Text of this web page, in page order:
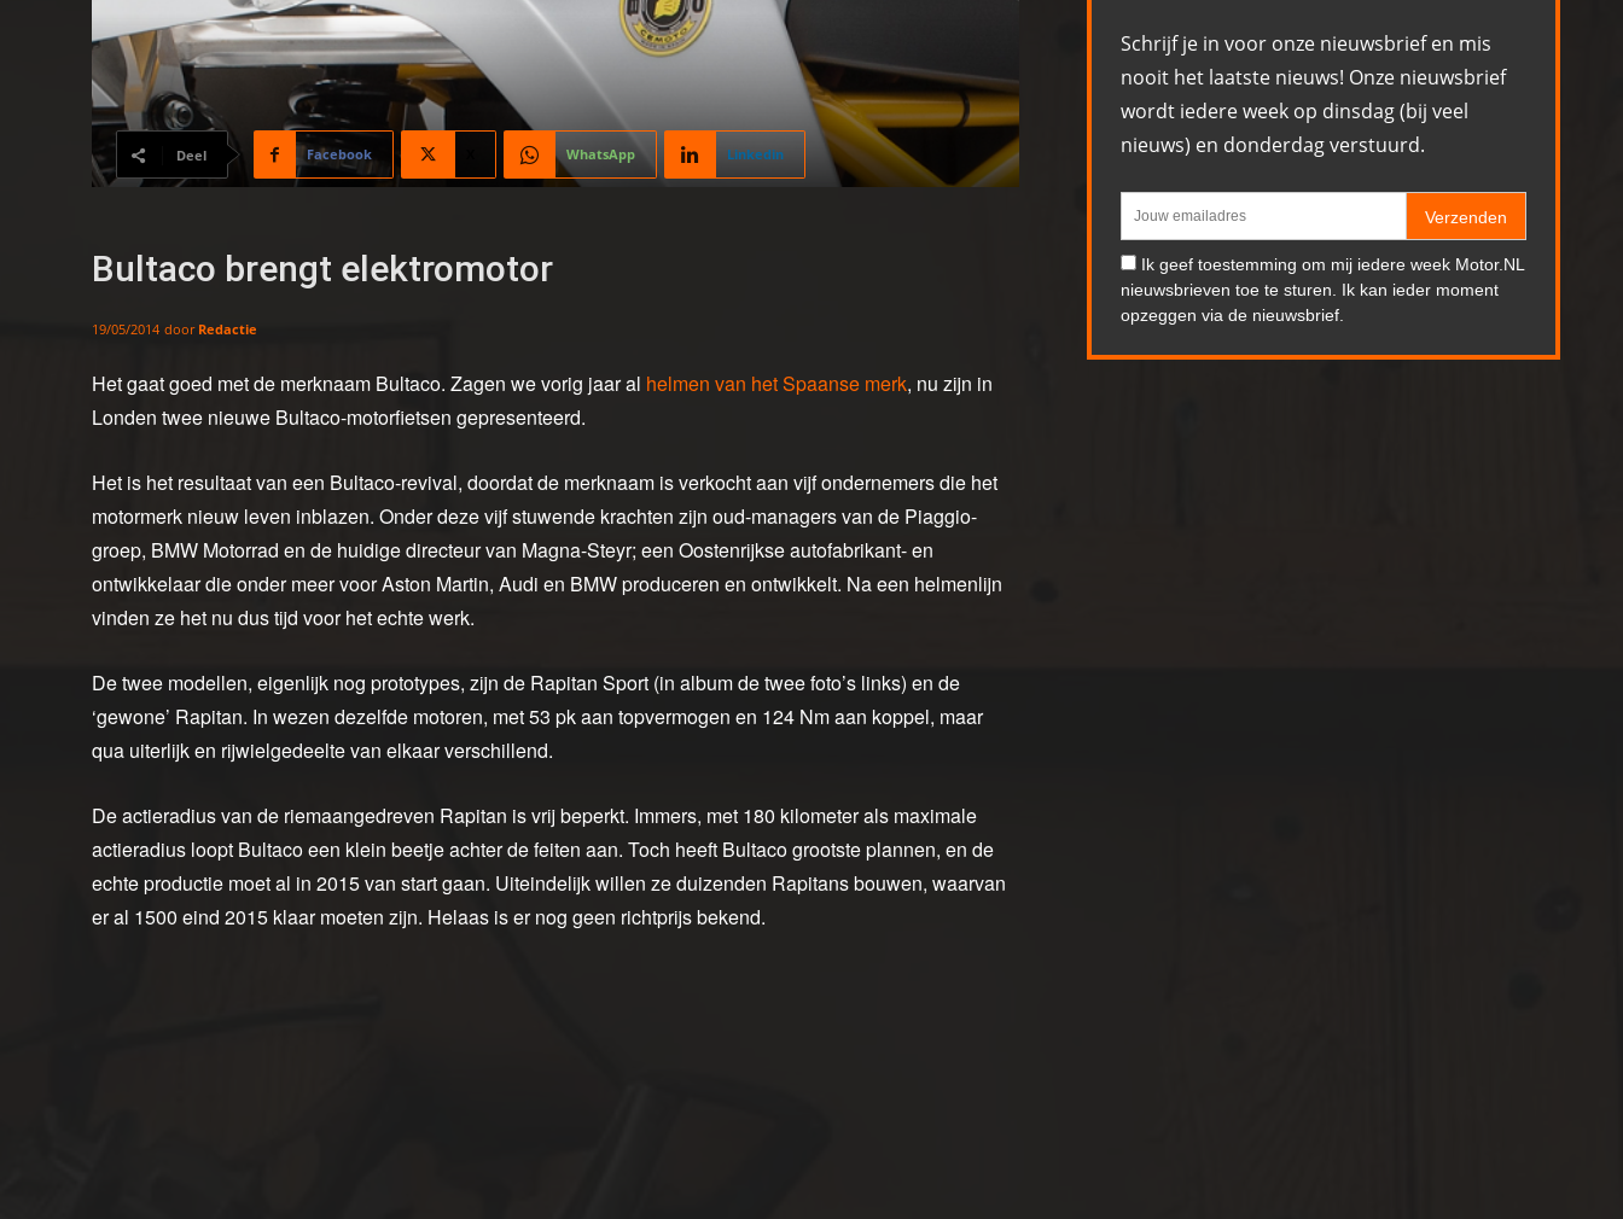
Deel Facebook WhatsApp Linkedin
Bultaco brengt elektromotor
19/05/2014 door Redactie
Het gaat goed met de merknaam Bultaco. Zagen we vorig jaar al helmen van het Spaanse merk, nu zijn in
Londen twee nieuwe Bultaco-motorfietsen gepresenteerd.
Het is het resultaat van een Bultaco-revival, doordat de merknaam is verkocht aan vijf ondernemers die het
motormerk nieuw leven inblazen. Onder deze vijf stuwende krachten zijn oud-managers van de Piaggio-
groep, BMW Motorrad en de huidige directeur van Magna-Steyr; een Oostenrijkse autofabrikant- en
ontwikkelaar die onder meer voor Aston Martin, Audi en BMW produceren en ontwikkelt. Na een helmenlijn
vinden ze het nu dus tijd voor het echte werk.
De twee modellen, eigenlijk nog prototypes, zijn de Rapitan Sport (in album de twee foto’s links) en de
‘gewone’ Rapitan. In wezen dezelfde motoren, met 53 pk aan topvermogen en 124 Nm aan koppel, maar
qua uiterlijk en rijwielgedeelte van elkaar verschillend.
De actieradius van de riemaangedreven Rapitan is vrij beperkt. Immers, met 180 kilometer als maximale
actieradius loopt Bultaco een klein beetje achter de feiten aan. Toch heeft Bultaco grootste plannen, en de
echte productie moet al in 2015 van start gaan. Uiteindelijk willen ze duizenden Rapitans bouwen, waarvan
er al 1500 eind 2015 klaar moeten zijn. Helaas is er nog geen richtprijs bekend.
Schrijf je in voor onze nieuwsbrief en mis
nooit het laatste nieuws! Onze nieuwsbrief
wordt iedere week op dinsdag (bij veel
nieuws) en donderdag verstuurd.
Verzenden
Ik geef toestemming om mij iedere week Motor.NL
nieuwsbrieven toe te sturen. Ik kan ieder moment
opzeggen via de nieuwsbrief.